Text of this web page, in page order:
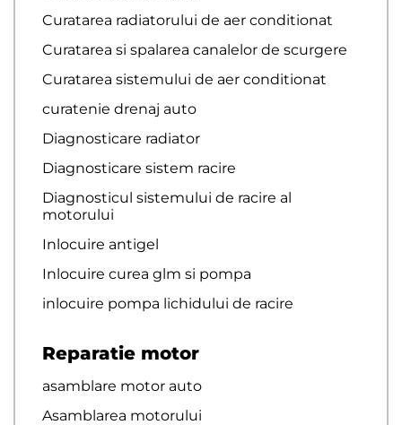
Curatarea radiatorului de aer conditionat
Curatarea si spalarea canalelor de scurgere
Curatarea sistemului de aer conditionat
curatenie drenaj auto
Diagnosticare radiator
Diagnosticare sistem racire
Diagnosticul sistemului de racire al
motorului
Inlocuire antigel
Inlocuire curea glm si pompa
inlocuire pompa lichidului de racire
Reparatie motor
asamblare motor auto
Asamblarea motorului